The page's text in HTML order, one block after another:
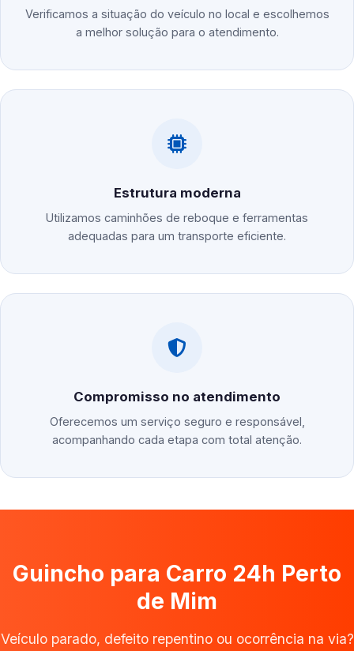
Verificamos a situação do veículo no local e escolhemos
a melhor solução para o atendimento.
Estrutura moderna
Utilizamos caminhões de reboque e ferramentas
adequadas para um transporte eficiente.
Compromisso no atendimento
Oferecemos um serviço seguro e responsável,
acompanhando cada etapa com total atenção.
Guincho para Carro 24h Perto
de Mim
Veículo parado, defeito repentino ou ocorrência na via?